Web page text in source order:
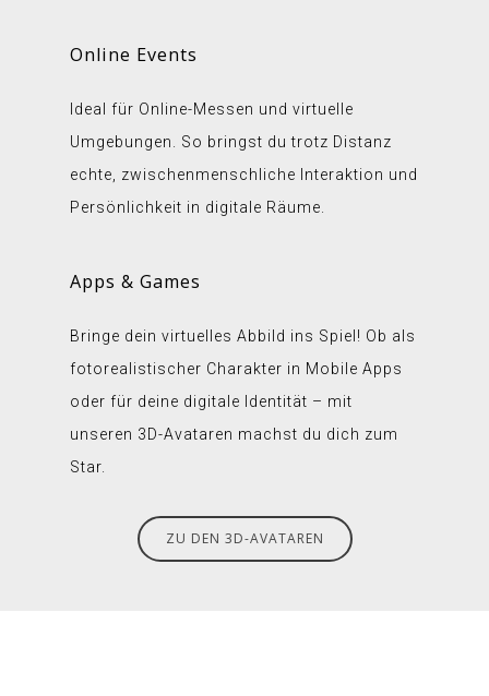
Online Events
Ideal für Online-Messen und virtuelle
Umgebungen. So bringst du trotz Distanz
echte, zwischenmenschliche Interaktion und
Persönlichkeit in digitale Räume.
Apps & Games
Bringe dein virtuelles Abbild ins Spiel! Ob als
fotorealistischer Charakter in Mobile Apps
oder für deine digitale Identität – mit
unseren 3D-Avataren machst du dich zum
Star.
ZU DEN 3D-AVATAREN